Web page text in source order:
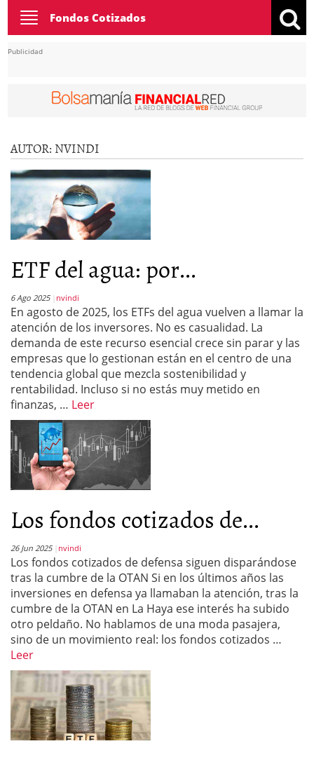
Toggle
navigation
Fondos Cotizados
Publicidad
AUTOR: NVINDI
ETF del agua: por...
6 Ago 2025 nvindi
En agosto de 2025, los ETFs del agua vuelven a llamar la
atención de los inversores. No es casualidad. La
demanda de este recurso esencial crece sin parar y las
empresas que lo gestionan están en el centro de una
tendencia global que mezcla sostenibilidad y
rentabilidad. Incluso si no estás muy metido en
finanzas, … Leer
Los fondos cotizados de...
26 Jun 2025 nvindi
Los fondos cotizados de defensa siguen disparándose
tras la cumbre de la OTAN Si en los últimos años las
inversiones en defensa ya llamaban la atención, tras la
cumbre de la OTAN en La Haya ese interés ha subido
otro peldaño. No hablamos de una moda pasajera,
sino de un movimiento real: los fondos cotizados …
Leer